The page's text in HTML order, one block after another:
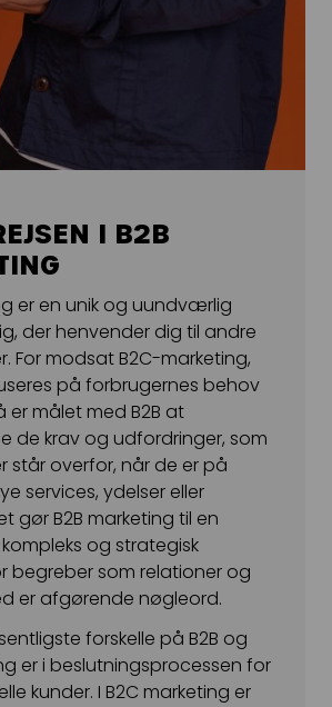
I B2B
er en unik og uundværlig
der henvender dig til andre
For modsat B2C-marketing,
på forbrugernes behov
er målet med B2B at
de krav og udfordringer, som
står overfor, når de er på
services, ydelser eller
gør B2B marketing til en
og strategisk
begreber som relationer og
er afgørende nøgleord.
forskelle på B2B og
er i beslutningsprocessen for
kunder. I B2C marketing er